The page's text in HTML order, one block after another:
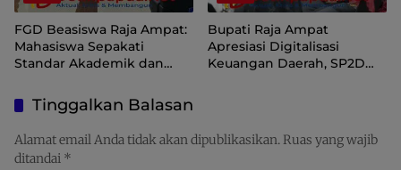
FGD Beasiswa Raja Ampat:
Mahasiswa Sepakati
Standar Akademik dan
Bupati Raja Ampat
Apresiasi Digitalisasi
Keuangan Daerah, SP2D
Tinggalkan Balasan
Alamat email Anda tidak akan dipublikasikan.Ruas yang wajib
ditandai *